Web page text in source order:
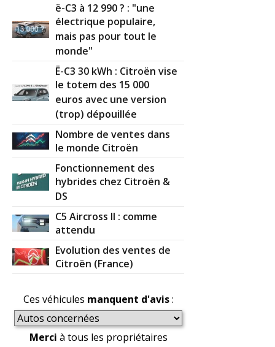
ë-C3 à 12 990 ? : "une
électrique populaire,
mais pas pour tout le
monde"
Ë-C3 30 kWh : Citroën vise
le totem des 15 000
euros avec une version
(trop) dépouillée
Nombre de ventes dans
le monde Citroën
Fonctionnement des
hybrides chez Citroën &
DS
C5 Aircross II : comme
attendu
Evolution des ventes de
Citroën (France)
Ces véhicules manquent d'avis:
Merci à tous les propriétaires